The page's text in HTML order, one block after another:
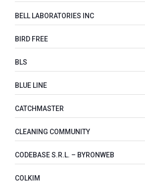
BELL LABORATORIES INC
BIRD FREE
BLS
BLUE LINE
CATCHMASTER
CLEANING COMMUNITY
CODEBASE S.R.L. – BYRONWEB
COLKIM